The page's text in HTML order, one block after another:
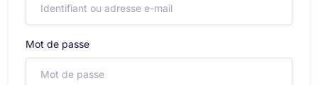
Mot de passe